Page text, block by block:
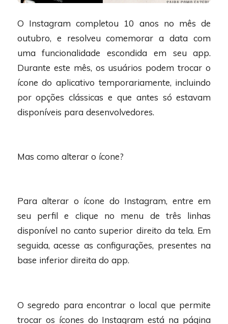
O Instagram completou 10 anos no mês de
outubro, e resolveu comemorar a data com
uma funcionalidade escondida em seu app.
Durante este mês, os usuários podem trocar o
ícone do aplicativo temporariamente, incluindo
por opções clássicas e que antes só estavam
disponíveis para desenvolvedores.
Mas como alterar o ícone?
Para alterar o ícone do Instagram, entre em
seu perfil e clique no menu de três linhas
disponível no canto superior direito da tela. Em
seguida, acesse as configurações, presentes na
base inferior direita do app.
O segredo para encontrar o local que permite
trocar os ícones do Instagram está na página